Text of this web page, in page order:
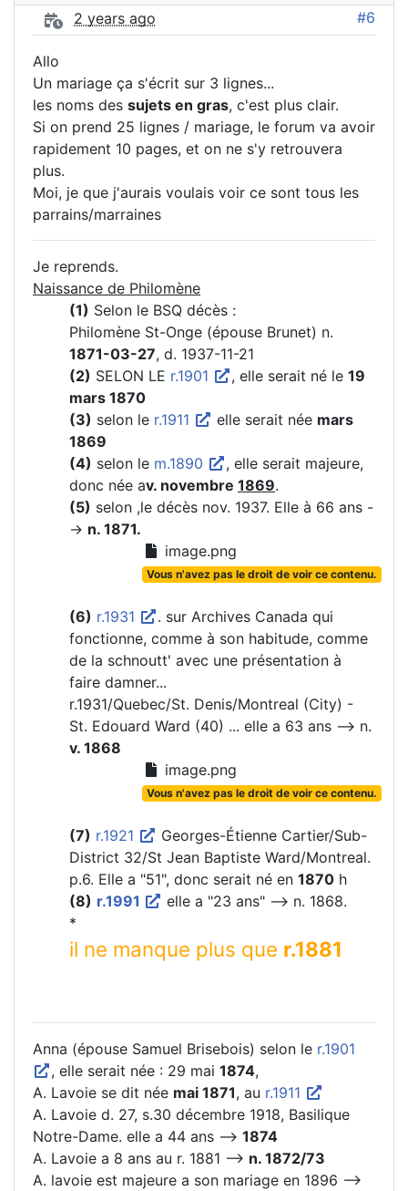
2 years ago #6
Allo
Un mariage ça s'écrit sur 3 lignes...
les noms des sujets en gras, c'est plus clair.
Si on prend 25 lignes / mariage, le forum va avoir
rapidement 10 pages, et on ne s'y retrouvera
plus.
Moi, je que j'aurais voulais voir ce sont tous les
parrains/marraines
Je reprends.
Naissance de Philomène
(1) Selon le BSQ décès :
Philomène St-Onge (épouse Brunet) n.
1871-03-27, d. 1937-11-21
(2) SELON LE r.1901 , elle serait né le 19
mars 1870
(3) selon le r.1911 elle serait née mars
1869
(4) selon le m.1890
, elle serait majeure,
donc née av. novembre 1869.
(5) selon ,le décès nov. 1937. Elle à 66 ans -
-> n. 1871.
image.png
Vous n'avez pas le droit de voir ce contenu.
(6) r.1931
. sur Archives Canada qui
fonctionne, comme à son habitude, comme
de la schnoutt' avec une présentation à
faire damner...
r.1931/Quebec/St. Denis/Montreal (City) -
St. Edouard Ward (40) ... elle a 63 ans --> n.
v. 1868
image.png
Vous n'avez pas le droit de voir ce contenu.
(7) r.1921
Georges-Étienne Cartier/Sub-
District 32/St Jean Baptiste Ward/Montreal.
p.6. Elle a "51", donc serait né en 1870 h
(8) r.1991
elle a "23 ans" --> n. 1868.
*
il ne manque plus que r.1881
Anna (épouse Samuel Brisebois) selon le r.1901
, elle serait née : 29 mai 1874,
A. Lavoie se dit née mai 1871, au r.1911
A. Lavoie d. 27, s.30 décembre 1918, Basilique
Notre-Dame. elle a 44 ans --> 1874
A. Lavoie a 8 ans au r. 1881 --> n. 1872/73
A. lavoie est majeure a son mariage en 1896 -->